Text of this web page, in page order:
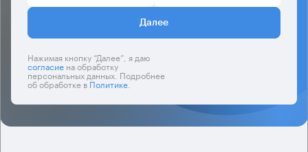
Далее
Нажимая кнопку “Далее”, я даю
согласиена обработку
персональных данных. Подробнее
об обработке вПолитике.